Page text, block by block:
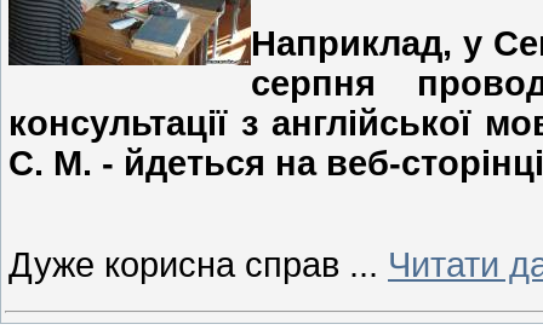
Наприклад, у
серпня
консультації з англійської
С. М. - йдеться на веб-
Дуже корисна справ ... Читати